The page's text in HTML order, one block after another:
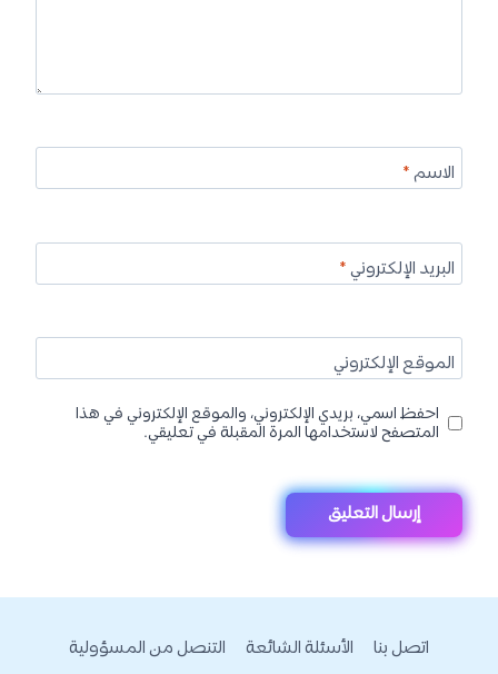
الاسم*
البريد الإلكتروني*
الموقع الإلكتروني
احفظ اسمي، بريدي الإلكتروني، والموقع الإلكتروني في هذا
المتصفح لاستخدامها المرة المقبلة في تعليقي.
اتصل بنا الأسئلة الشائعة
التنصل من المسؤولية